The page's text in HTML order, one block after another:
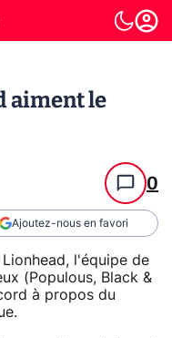
aiment le
0
Ajoutez-nous en favori
l'équipe de
(Populous, Black &
à propos du